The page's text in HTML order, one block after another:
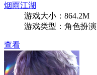
烟雨江湖
游戏大小：864.2M
游戏类型：角色扮演
查看